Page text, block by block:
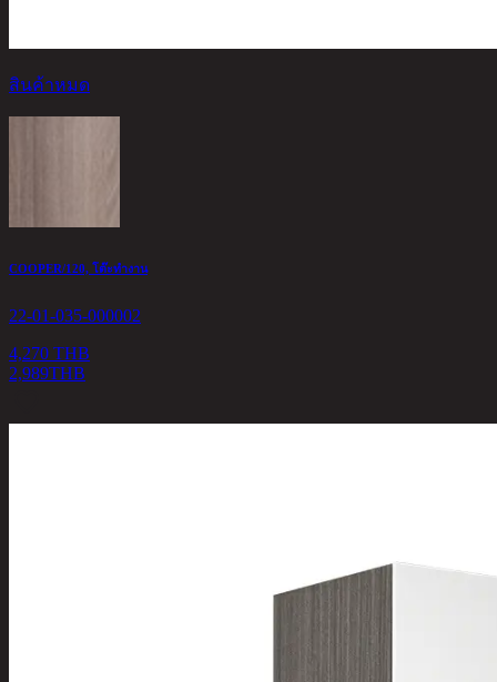
สินค้าหมด
COOPER/120, โต๊ะทำงาน
22-01-035-000002
4,270 THB
2,989THB